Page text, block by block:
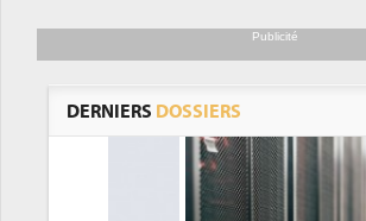
Publicité
DERNIERS DOSSIERS